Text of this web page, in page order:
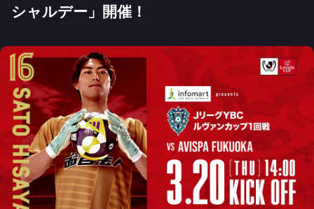
シャルデー」開催！